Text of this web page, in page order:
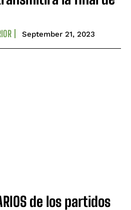
September 21, 2023
de los partidos